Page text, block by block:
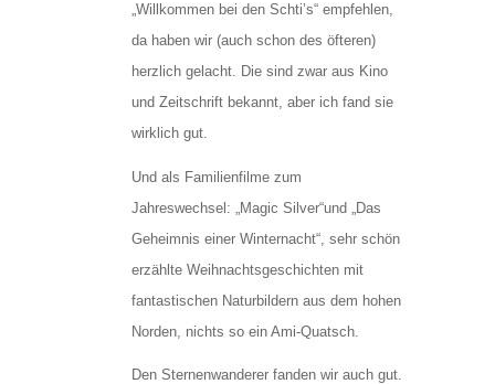
„Willkommen bei den Schti’s“ empfehlen,
da haben wir (auch schon des öfteren)
herzlich gelacht. Die sind zwar aus Kino
und Zeitschrift bekannt, aber ich fand sie
wirklich gut.
Und als Familienfilme zum
Jahreswechsel: „Magic Silver“und „Das
Geheimnis einer Winternacht“, sehr schön
erzählte Weihnachtsgeschichten mit
fantastischen Naturbildern aus dem hohen
Norden, nichts so ein Ami-Quatsch.
Den Sternenwanderer fanden wir auch gut.